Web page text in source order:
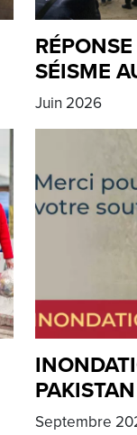
RÉPONSE
SÉISME
Juin 2026
Septembre